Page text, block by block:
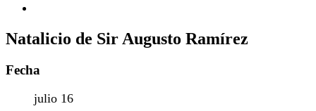
Natalicio de Sir Augusto Ramírez
Fecha
julio 16